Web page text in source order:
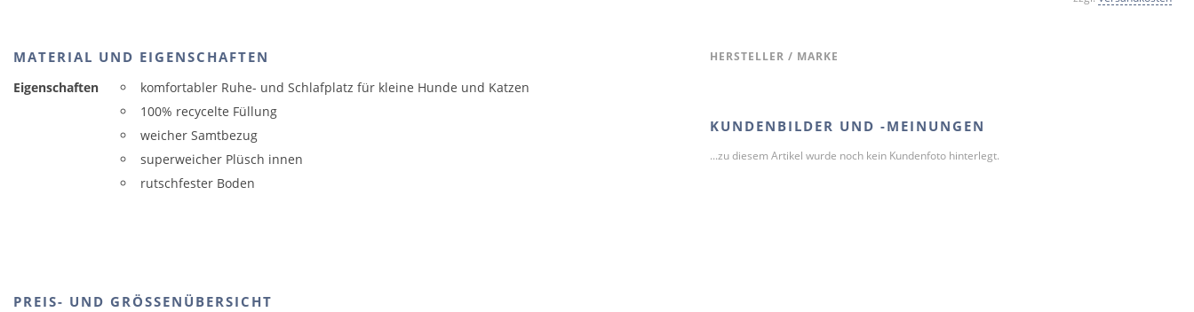
MATERIAL UND EIGENSCHAFTEN
Eigenschaften
komfortabler Ruhe- und Schlafplatz für kleine Hunde und Katzen
100% recycelte Füllung
weicher Samtbezug
superweicher Plüsch innen
rutschfester Boden
HERSTELLER / MARKE
KUNDENBILDER UND -MEINUNGEN
...zu diesem Artikel wurde noch kein Kundenfoto hinterlegt.
PREIS- UND GRÖSSENÜBERSICHT